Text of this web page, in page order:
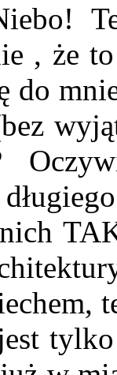
, że to
do
tylko